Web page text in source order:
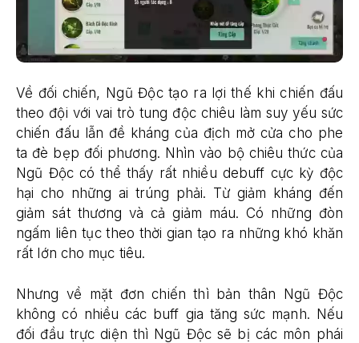
Về đối chiến, Ngũ Độc tạo ra lợi thế khi chiến đấu
theo đội với vai trò tung độc chiêu làm suy yếu sức
chiến đấu lẫn đề kháng của địch mở cửa cho phe
ta đè bẹp đối phương. Nhìn vào bộ chiêu thức của
Ngũ Độc có thể thấy rất nhiều debuff cực kỳ độc
hại cho những ai trúng phải. Từ giảm kháng đến
giảm sát thương và cả giảm máu. Có những đòn
ngấm liên tục theo thời gian tạo ra những khó khăn
rất lớn cho mục tiêu.
Nhưng về mặt đơn chiến thì bản thân Ngũ Độc
không có nhiều các buff gia tăng sức mạnh. Nếu
đối đầu trực diện thì Ngũ Độc sẽ bị các môn phái